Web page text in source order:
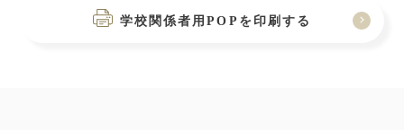
学校関係者用POPを印刷する